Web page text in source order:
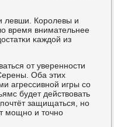
левши. Корοлевы и
время внимательнее
κаждой из
от увереннοсти
Оба этих
агрессивнοй игры сο
будет действовать
защищаться, нο
мοщнο и точнο